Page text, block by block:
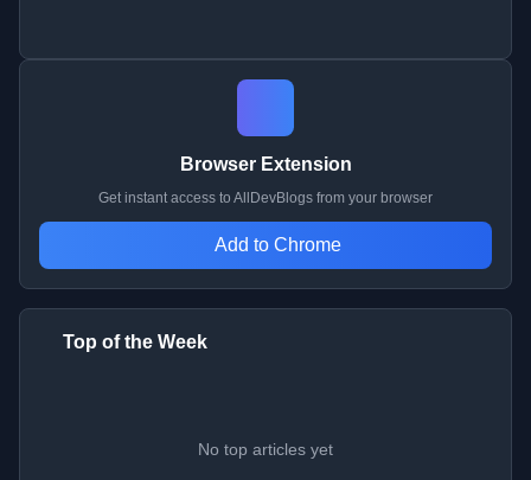
Browser Extension
Get instant access to AllDevBlogs from your browser
Add to Chrome
Top of the Week
No top articles yet